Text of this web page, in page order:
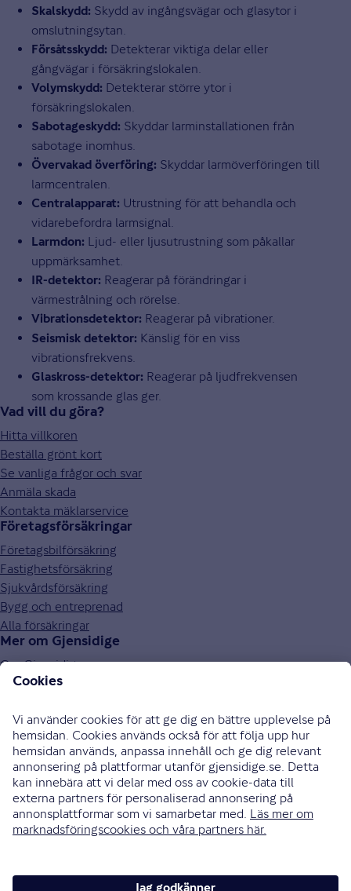
Skalskydd: Skydd av ingångsvägar och glasytor i
omslutningsytan.
Försåtsskydd: Detekterar viktiga delar eller
gångvägar i försäkringslokalen.
Volymskydd: Detekterar större ytor i
försäkringslokalen.
Sabotageskydd: Skyddar larminstallationen från
sabotage inomhus.
Övervakad överföring: Skyddar larmöverföringen till
larmcentralen.
Centralapparat: Utrustning för att behandla och
vidarebefordra larmsignal.
Larmdon: Ljud- eller ljusutrustning som påkallar
uppmärksamhet.
IR-detektor: Reagerar på förändringar i
värmestrålning och rörelse.
Vibrationsdetektor: Reagerar på vibrationer.
Seismisk detektor: Känslig för en viss
vibrationsfrekvens.
Glaskross-detektor: Reagerar på ljudfrekvensen
som krossande glas ger.
Vad vill du göra?
Hitta villkoren
Beställa grönt kort
Se vanliga frågor och svar
Anmäla skada
Kontakta mäklarservice
Företagsförsäkringar
Företagsbilförsäkring
Fastighetsförsäkring
Sjukvårdsförsäkring
Bygg och entreprenad
Alla försäkringar
Mer om Gjensidige
Om Gjensidige
Jobba hos oss
Press och media
Investor relations
Samarbetspartners
0771-326 326
Bli uppringd
Skriv till oss
Instagram